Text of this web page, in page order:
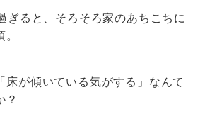
ぎると、そろそろ家のあちこちに
床が傾いている気がする」なんて
？